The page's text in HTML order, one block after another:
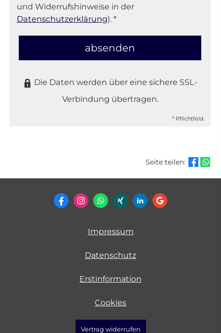
und Widerrufshinweise in der
Datenschutzerklärung). *
absenden
Die Daten werden über eine sichere SSL-
Verbindung übertragen.
* Pflichtfeld
Seite teilen:
Impressum
Datenschutz
Erstinformation
Cookies
Vertrag widerrufen